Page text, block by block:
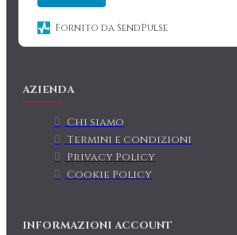
Fornito da SendPulse
AZIENDA
Chi siamo
Termini e condizioni
Privacy Policy
Cookie Policy
INFORMAZIONI ACCOUNT